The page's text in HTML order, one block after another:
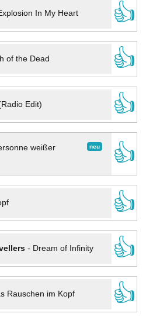
In My Heart
👍
of the Dead
👍
Edit)
👍
neu
weißer
👍
👍
- Dream of Infinity
👍
Rauschen im Kopf
👍